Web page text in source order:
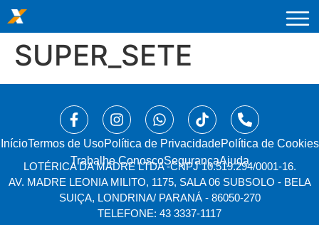
SUPER_SETE
Início⁠Termos de UsoPolítica de PrivacidadePolítica de Cookies
Trabalhe ConoscoSegurançaAjuda
LOTÉRICA DA MADRE LTDA -CNPJ 10.519.294/0001-16.
AV. MADRE LEONIA MILITO, 1175, SALA 06 SUBSOLO - BELA
SUIÇA, LONDRINA/ PARANÁ - 86050-270
TELEFONE: 43 3337-1117